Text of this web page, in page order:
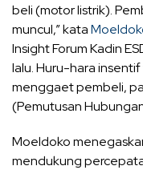
beli (motor listrik).
muncul,” kata
Insight Forum Kadin
lalu. Huru-hara
menggaet pembeli,
(Pemutusan
Moeldoko
mendukung